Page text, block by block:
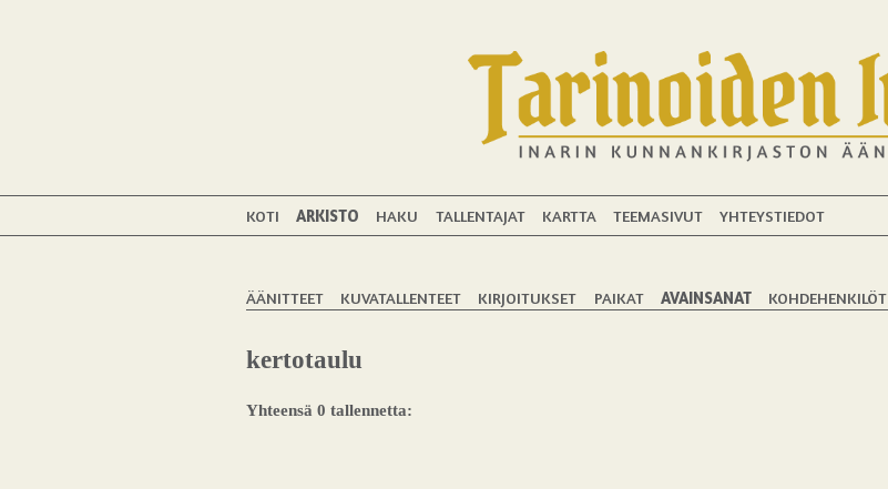
KOTI ARKISTO HAKU TALLENTAJAT KARTTA TEEMASIVUT YHTEYSTIEDOT
ÄÄNITTEET KUVATALLENTEET KIRJOITUKSET PAIKAT AVAINSANAT KOHDEHENKILÖT
kertotaulu
Yhteensä 0 tallennetta: